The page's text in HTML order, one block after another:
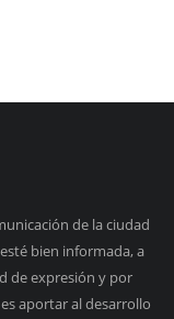
de la ciudad
bien informada, a
de expresión y por
aportar al desarrollo